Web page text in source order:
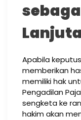
Apabila
memberikan
memiliki hak
Pengadilan
sengketa ke
hakim akan